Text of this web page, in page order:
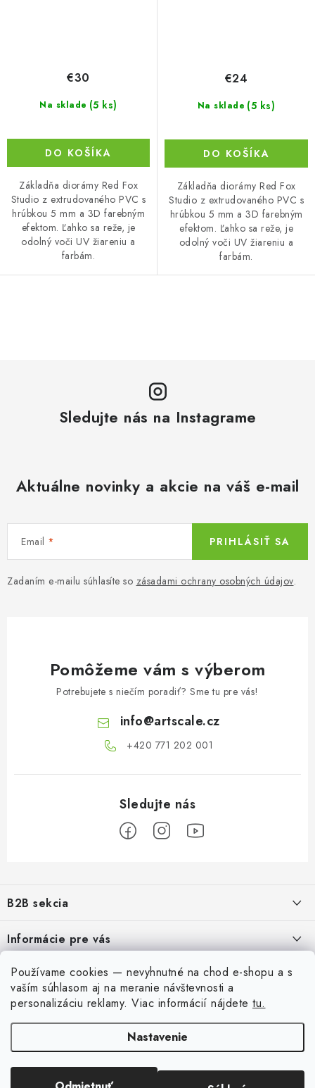
Používame cookies — nevyhnutné na chod e-shopu a s
vaším súhlasom aj na meranie návštevnosti a
personalizáciu reklamy. Viac informácií nájdete tu.
Nastavenie
Na sklade (5 ks)
€30
DO KOŠÍKA
Základňa diorámy Red Fox
Studio z extrudovaného PVC s
hrúbkou 5 mm a 3D farebným
efektom. Ľahko sa reže, je
odolný voči UV žiareniu a
farbám.
Na sklade (5 ks)
€24
DO KOŠÍKA
Základňa diorámy Red Fox
Studio z extrudovaného PVC s
hrúbkou 5 mm a 3D farebným
efektom. Ľahko sa reže, je
odolný voči UV žiareniu a
farbám.
v
y
v
ý
Sledujte nás na Instagrame
Aktuálne novinky a akcie na váš e-mail
Email
Zadaním e-mailu súhlasíte so zásadami ochrany osobných údajov.
PRIHLÁSIŤ SA
Pomôžeme vám s výberom
Potrebujete s niečím poradiť? Sme tu pre vás!
info@artscale.cz
+420 771 202 001​
p
ä
t
B2B sekcia
poskytovanie vhodných služieb a servisu
REGISTRÁCIA
Informácie pre vás
O Nás
Moja objednávka
Kontakty
Preprava a platba
Podmienky a pravidlá
Pre modelárov
Prevodník modelárskych farieb
Modelársky slovník Art Scale
FAQ
Výstavy 2026
Môj účet
Registrácia